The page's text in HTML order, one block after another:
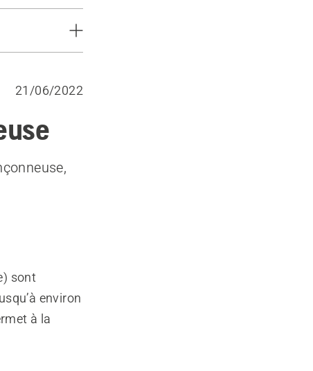
21/06/2022
sont
environ
à la